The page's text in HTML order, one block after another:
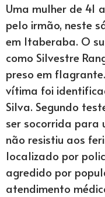
Uma mulher de 41
pelo irmão, neste
em Itaberaba. O
como Silvestre
preso em
vítima foi
Silva. Segundo
ser socorrida para
não resistiu aos
localizado por
agredido por
atendimento